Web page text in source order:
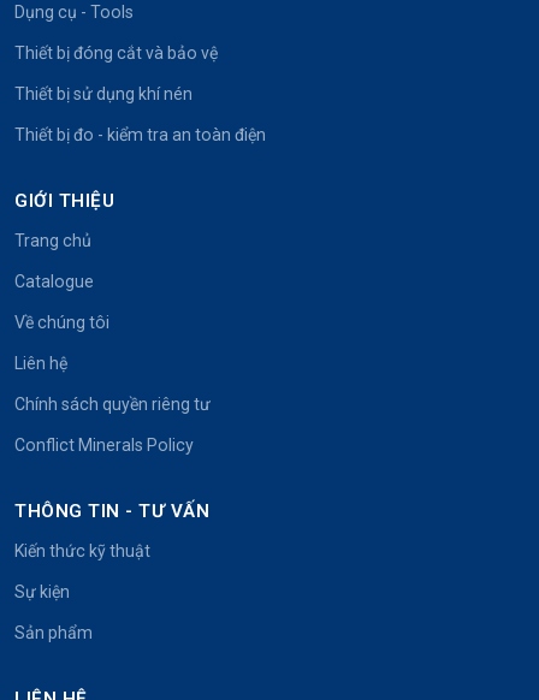
Dụng cụ - Tools
Thiết bị đóng cắt và bảo vệ
Thiết bị sử dụng khí nén
Thiết bị đo - kiểm tra an toàn điện
GIỚI THIỆU
Trang chủ
Catalogue
Về chúng tôi
Liên hệ
Chính sách quyền riêng tư
Conflict Minerals Policy
THÔNG TIN - TƯ VẤN
Kiến thức kỹ thuật
Sự kiện
Sản phẩm